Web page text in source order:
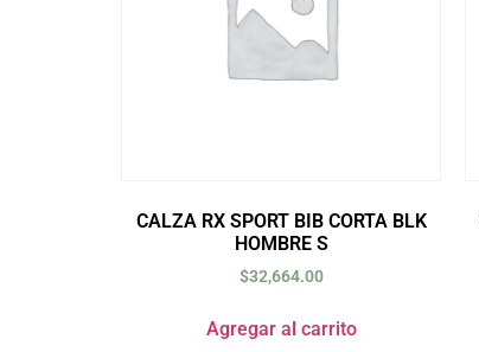
CALZA RX SPORT BIB CORTA BLK
HOMBRE S
$32,664.00
Agregar al carrito